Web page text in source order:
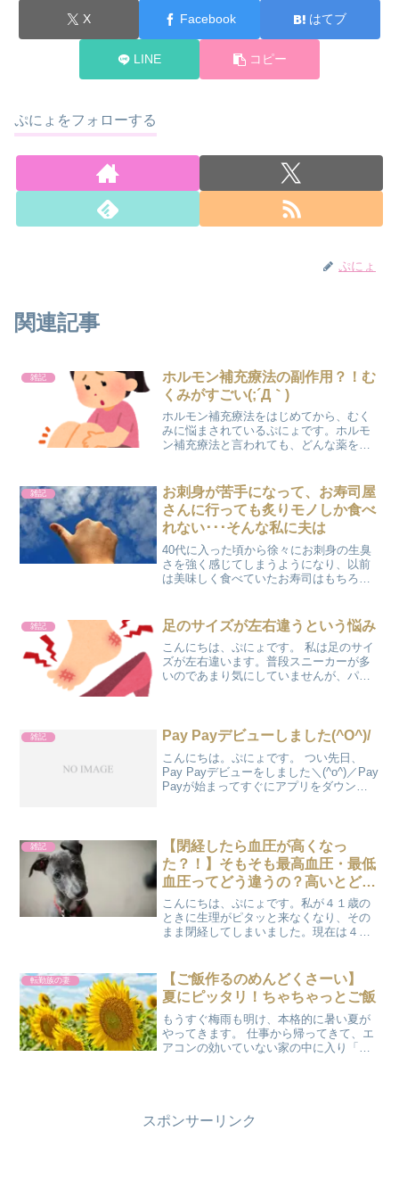
X Facebook はてブ
LINE コピー
ぷにょをフォローする
ぷにょ
関連記事
雑記
ホルモン補充療法の副作用？！む
くみがすごい(;´Д｀)
ホルモン補充療法をはじめてから、むく
みに悩まされているぷにょです。ホルモ
ン補充療法と言われても、どんな薬をど
人によって処方のされ方が違ってきます
が、一例として私の処方さ...
雑記
お刺身が苦手になって、お寿司屋
さんに行っても炙りモノしか食べ
れない･･･そんな私に夫は
40代に入った頃から徐々にお刺身の生臭
さを強く感じてしまうようになり、以前
は美味しく食べていたお寿司はもちろ
した。 大好きだったマグロやサーモンは
かろうじて食べれますが...
雑記 足のサイズが左右違うという悩み
こんにちは、ぷにょです。 私は足のサイ
ズが左右違います。普段スニーカーが多
いのであまり気にしていませんが、パン
ンプスという口コミの...
雑記 Pay Payデビューしました(^O^)/
こんにちは。ぷにょです。 つい先日、
Pay Payデビューをしました＼(^o^)／Pay
Payが始まってすぐにアプリをダウンロ
はそ...
雑記
【閉経したら血圧が高くなっ
た？！】そもそも最高血圧・最低
血圧ってどう違うの？高いとどう
なるの？
こんにちは、ぷにょです。私が４１歳の
ときに生理がピタッと来なくなり、その
まま閉経してしまいました。現在は４５
しています。以前は血圧が１１０前後だ
ったんですが、閉経してか...
転勤族の妻
【ご飯作るのめんどくさーい】
夏にピッタリ！ちゃちゃっとご飯
もうすぐ梅雨も明け、本格的に暑い夏が
やってきます。 仕事から帰ってきて、エ
アコンの効いていない家の中に入り「さ
スポンサーリンク